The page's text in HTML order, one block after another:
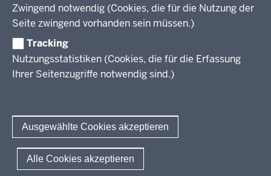
Zwingend notwendig (Cookies, die für die Nutzung der
Seite zwingend vorhanden sein müssen.)
Tracking
Nutzungsstatistiken (Cookies, die für die Erfassung
Ihrer Seitenzugriffe notwendig sind.)
Ausgewählte Cookies akzeptieren
Alle Cookies akzeptieren
Sekundarstufe I
Hauptschule
Gesamtschule
Realschule
Kernlehrpläne für das Gymnasium (ab SJ 2019/2020)
Sekundarstufe II
Kernlehrpläne für die gymnasiale Oberstufe (ab SJ 2013)
Weiterbildungskolleg
Kernlehrpläne für das Abendgymnasium & Kolleg
Kernlehrpläne für das Abendgymnasium & Kolleg (ab SJ 2022/2023)
Vorgaben sonderpädagogische Förderung
Zieldifferente Bildungsgänge
Zielgleiche Bildungsgänge
Deutsche Gebärdensprache
© 2026 Lehrplannavigator
Fußzeile
Impressum Datenschutzerklärung